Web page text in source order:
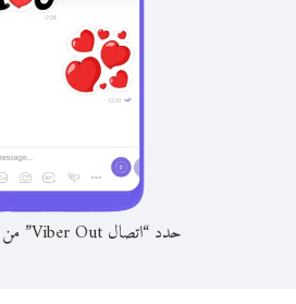
حدد “اتصال Viber Out” من عنوان المحادثة